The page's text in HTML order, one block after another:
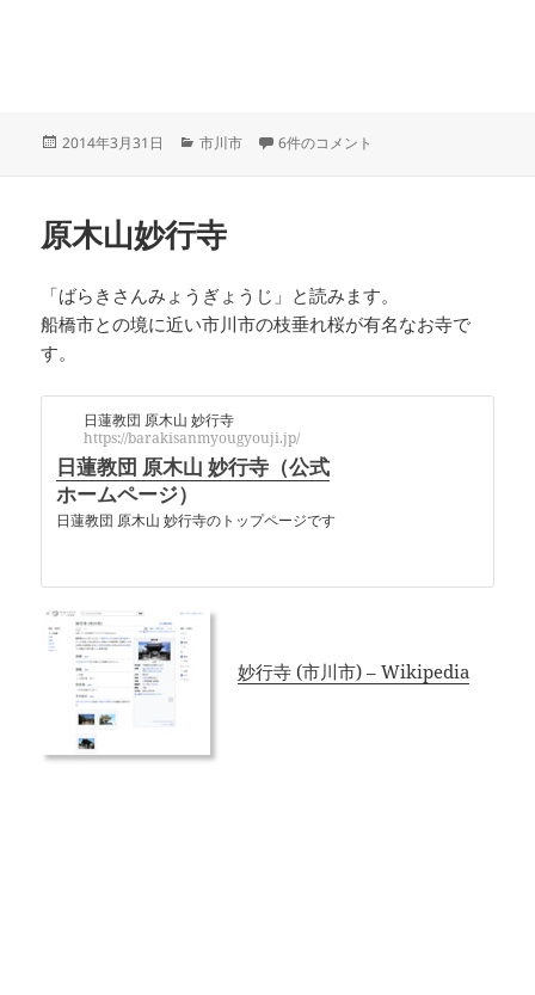
投
2014年3月31日
カ
ー
市川市 真間山弘法寺 への
6件のコメント
原木山妙行寺
「ばらきさんみょうぎょうじ」と読みます。
船橋市との境に近い市川市の枝垂れ桜が有名なお寺で
す。
日蓮教団 原木山 妙行寺
https://barakisanmyougyouji.jp/
日蓮教団 原木山 妙行寺（公式
ホームページ）
日蓮教団 原木山 妙行寺のトップページです
妙行寺 (市川市) – Wikipedia